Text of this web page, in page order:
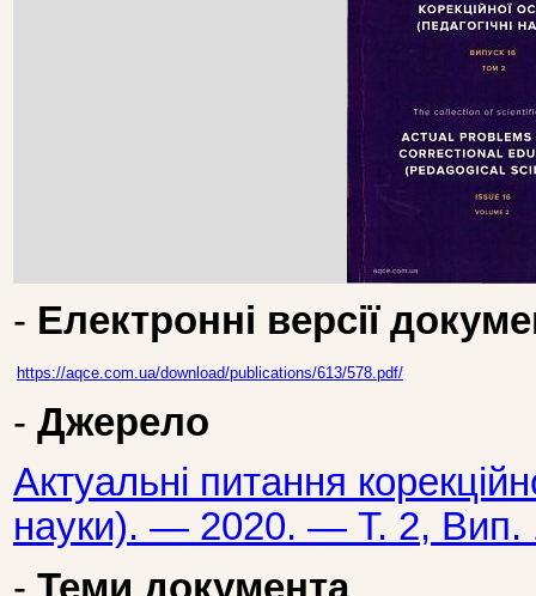
- Електронні версії
https://aqce.com.ua/download/publications/613/578.pdf/
- Джерело
Актуальні питання
науки). — 2020. — Т. 2, Вип.
- Теми документа